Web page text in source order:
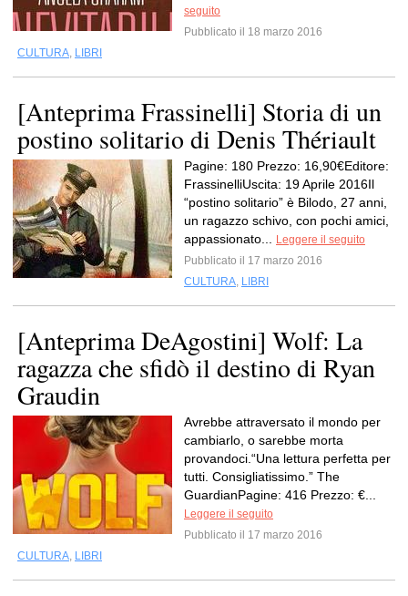
seguito
Pubblicato il 18 marzo 2016
CULTURA, LIBRI
[Anteprima Frassinelli] Storia di un
postino solitario di Denis Thériault
Pagine: 180 Prezzo: 16,90€Editore:
FrassinelliUscita: 19 Aprile 2016Il
“postino solitario” è Bilodo, 27 anni,
un ragazzo schivo, con pochi amici,
appassionato...
Leggere il seguito
Pubblicato il 17 marzo 2016
CULTURA, LIBRI
[Anteprima DeAgostini] Wolf: La
ragazza che sfidò il destino di Ryan
Graudin
Avrebbe attraversato il mondo per
cambiarlo, o sarebbe morta
provandoci.“Una lettura perfetta per
tutti. Consigliatissimo.” The
GuardianPagine: 416 Prezzo: €...
Leggere il seguito
Pubblicato il 17 marzo 2016
CULTURA, LIBRI